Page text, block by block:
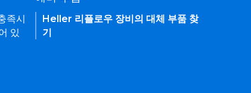
족시
있
Heller 리플로우 장비의 대체 부품 찾
기